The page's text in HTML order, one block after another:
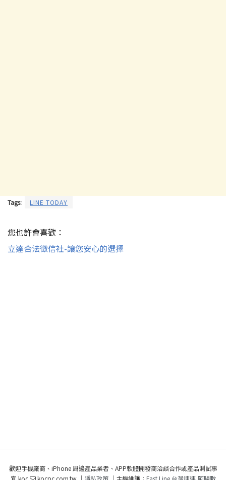
Tags: LINE TODAY
您也許會喜歡：
立達合法徵信社-讓您安心的選擇
歡迎手機廠商、iPhone 周邊產品業者、APP軟體開發商洽談合作或產品測試事
宜 koc
kocpc.com.tw ｜ 隱私政策｜主機維護： Fast Line 台灣速連, 阿腸數